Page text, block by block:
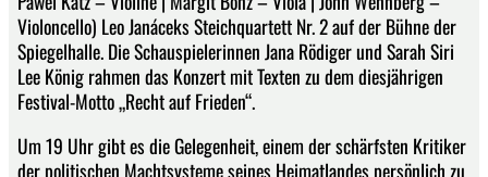
Violoncello) Leo Janáceks Steichquartett Nr. 2 auf der Bühne der
Spiegelhalle. Die Schauspielerinnen Jana Rödiger und Sarah Siri
Lee König rahmen das Konzert mit Texten zu dem diesjährigen
Festival-Motto „Recht auf Frieden“.
Um 19 Uhr gibt es die Gelegenheit, einem der schärfsten Kritiker
der politischen Machtsysteme seines Heimatlandes persönlich zu